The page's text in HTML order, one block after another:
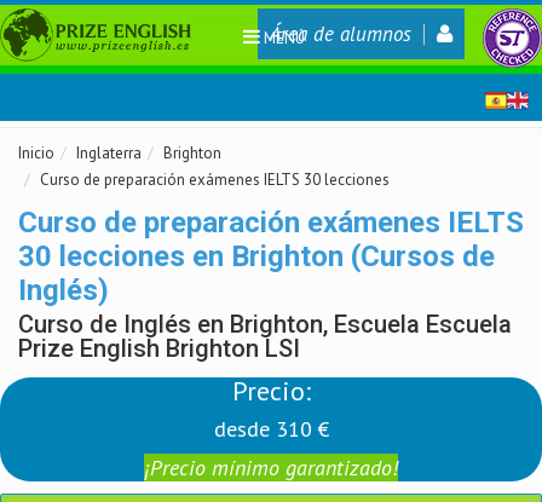
Área de alumnos
MENÚ
Inicio Inglaterra
Brighton
Curso de preparación exámenes IELTS 30 lecciones
Curso de preparación exámenes IELTS
30 lecciones en Brighton (Cursos de
Inglés)
Curso de Inglés en Brighton, Escuela Escuela
Prize English Brighton LSI
Precio:
desde 310 €
¡Precio mínimo garantizado!